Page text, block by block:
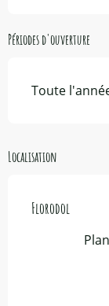
Périodes d'ouverture
Toute
Localisation
Florodol